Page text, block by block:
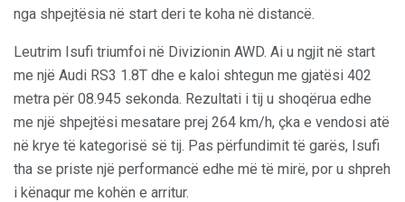
nga shpejtësia në start deri te koha në distancë.
Leutrim Isufi triumfoi në Divizionin AWD. Ai u ngjit në start
me një Audi RS3 1.8T dhe e kaloi shtegun me gjatësi 402
metra për 08.945 sekonda. Rezultati i tij u shoqërua edhe
me një shpejtësi mesatare prej 264 km/h, çka e vendosi atë
në krye të kategorisë së tij. Pas përfundimit të garës, Isufi
tha se priste një performancë edhe më të mirë, por u shpreh
i kënaqur me kohën e arritur.